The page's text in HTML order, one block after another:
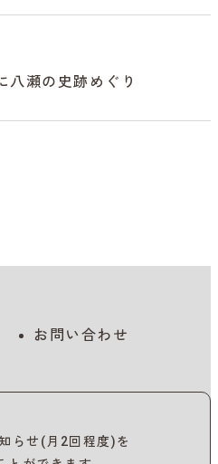
八瀬の史跡めぐり
お問い合わせ
らせ(月2回程度)を